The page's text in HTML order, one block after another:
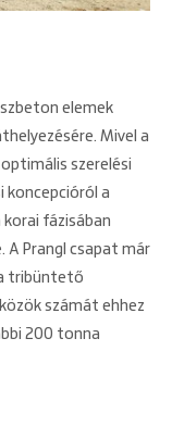
elemek
Mivel a
szerelési
koncepcióról a
fázisában
A Prangl csapat már
tribüntető
számát ehhez
200 tonna